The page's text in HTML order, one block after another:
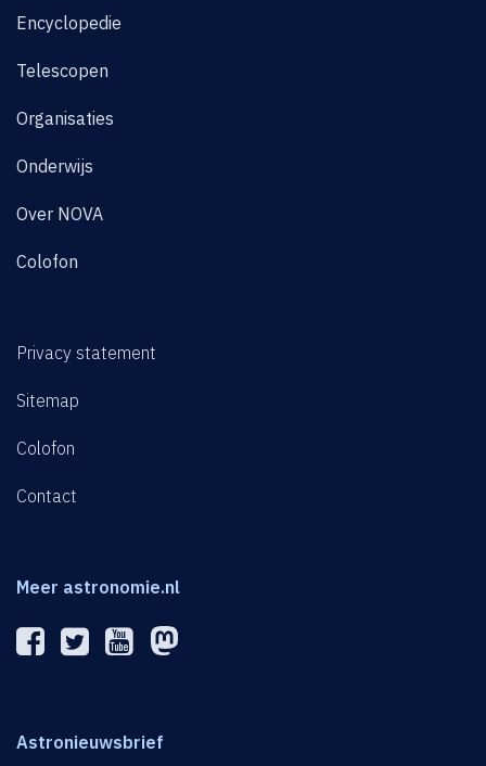
Encyclopedie
Telescopen
Organisaties
Onderwijs
Over NOVA
Colofon
Privacy statement
Sitemap
Colofon
Contact
Meer astronomie.nl
Astronieuwsbrief